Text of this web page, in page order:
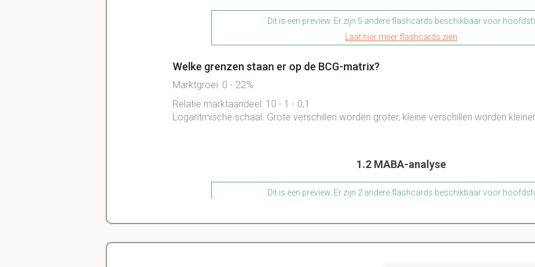
Dit is een preview. Er zijn 5 andere flashcards beschikbaar voor
Laat hier meer flashcards zien
Welke grenzen staan er op de BCG-matrix?
Marktgroei: 0 - 22%
Relatie marktaandeel: 10 - 1 - 0,1
Logaritmische schaal. Grote verschillen worden groter, kleine verschillen worden kleiner.
1.2 MABA-analyse
Dit is een preview. Er zijn 2 andere flashcards beschikbaar voor